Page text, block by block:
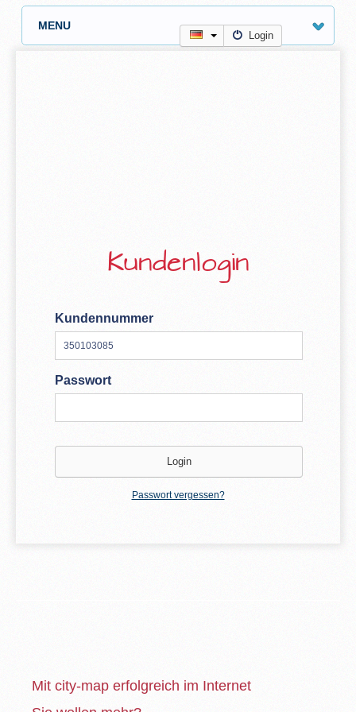
MENU
Login
Kundenlogin
Kundennummer
Passwort
Passwort vergessen?
Mit city-map erfolgreich im Internet